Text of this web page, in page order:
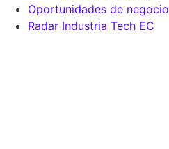
Oportunidades de negocio
Radar Industria Tech EC